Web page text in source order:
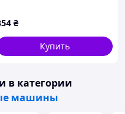
₴
Купить
в категории
машины